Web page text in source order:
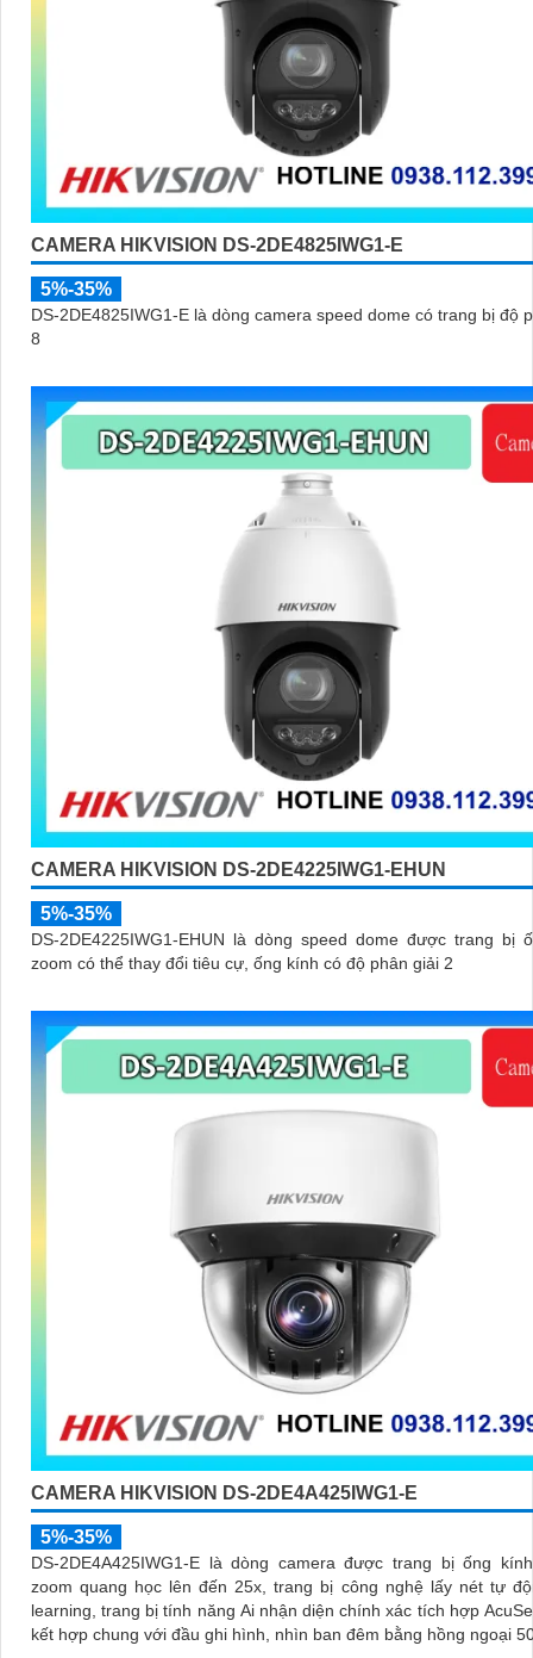
CAMERA HIKVISION DS-2DE4825IWG1-E
5%-35%
DS-2DE4825IWG1-E là dòng camera speed dome có trang bị độ
8
CAMERA HIKVISION DS-2DE4225IWG1-EHUN
5%-35%
DS-2DE4225IWG1-EHUN là dòng speed dome được trang bị
zoom có thể thay đổi tiêu cự, ống kính có độ phân giải 2
CAMERA HIKVISION DS-2DE4A425IWG1-E
5%-35%
DS-2DE4A425IWG1-E là dòng camera được trang bị ống
zoom quang học lên đến 25x, trang bị công nghệ lấy nét tự
learning, trang bị tính năng Ai nhận diện chính xác tích hợp
kết hợp chung với đầu ghi hình, nhìn ban đêm bằng hồng ngoại